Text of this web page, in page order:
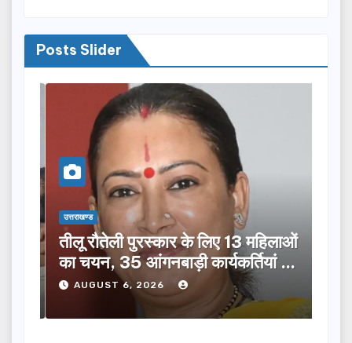
Posts Slider
उत्तराखण्ड
तीलू रौतेली पुरस्कार के लिए 13 महिलाओं
का चयन, 35 आंगनबाड़ी कार्यकर्तियां भी
होंगी सम्मानित…
AUGUST 6, 2026